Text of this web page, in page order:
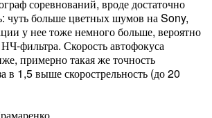
соревнований, вроде достаточно
чуть больше цветных шумов на Sony,
у нее тоже немного больше, вероятно
НЧ-фильтра. Скорость автофокуса
примерно такая же точность
в 1,5 выше скорострельность (до 20